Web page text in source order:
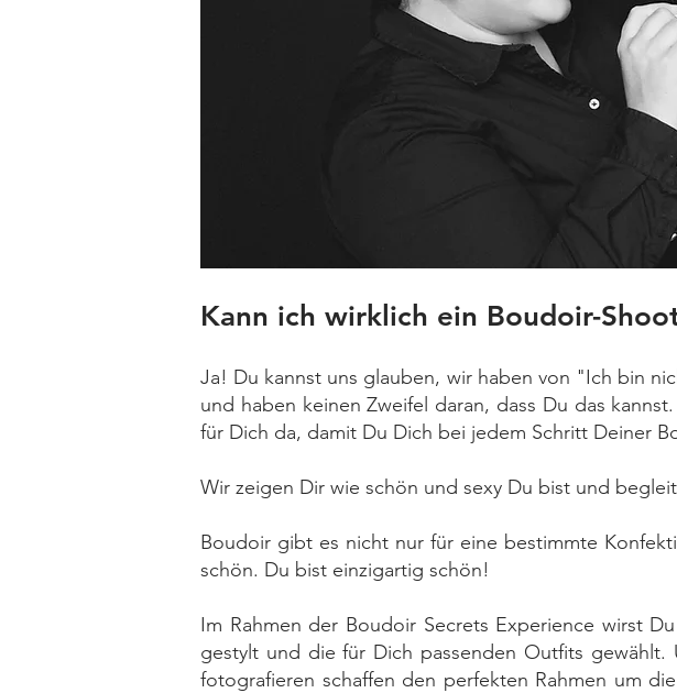
Kann ich wirklich ein Boudoir-
Ja! Du kannst uns glauben, wir haben von "Ich bin
und haben keinen Zweifel daran, dass Du das
für Dich da, damit Du Dich bei jedem Schritt Deiner
Wir zeigen Dir wie schön und sexy Du bist und
Boudoir gibt es nicht nur für eine bestimmte
schön. Du bist einzigartig schön!
Im Rahmen der Boudoir Secrets Experience wirst
gestylt und die für Dich passenden Outfits
fotografieren schaffen den perfekten Rahmen um